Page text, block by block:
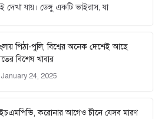
যায়। ডেঙ্গু একটি ভাইরাস, যা
পিঠা-পুলি, বিশ্বের অনেক দেশেই আছে
বিশেষ খাবার
January 24, 2025
করোনার আগেও চীনে যেসব মারণ